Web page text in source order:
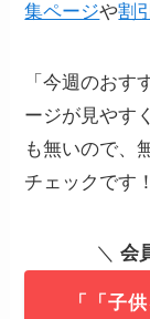
集ページや割
「今週のお
ージが見やす
も無いので、
チェックです！
＼ 会
「「子